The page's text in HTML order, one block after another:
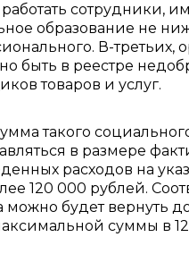
сотрудники,
образование не
В-третьих,
быть в реестре
товаров и услуг.
такого
в размере
расходов на
120 000 рублей.
будет вернуть
суммы в